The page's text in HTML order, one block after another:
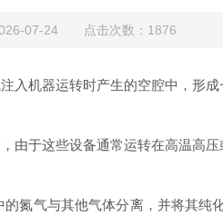
07-24 点击次数：1876
入机器运转时产生的空腔中，形
于这些设备通常运转在高温高
气与其他气体分离，并将其纯